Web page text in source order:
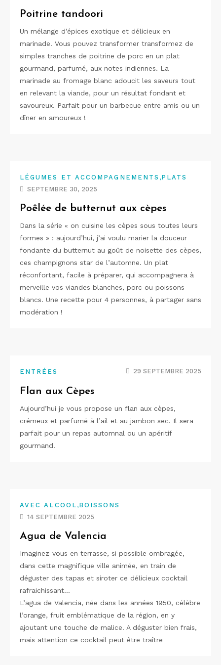
Poitrine tandoori
Un mélange d’épices exotique et délicieux en
marinade. Vous pouvez transformer transformez de
simples tranches de poitrine de porc en un plat
gourmand, parfumé, aux notes indiennes. La
marinade au fromage blanc adoucit les saveurs tout
en relevant la viande, pour un résultat fondant et
savoureux. Parfait pour un barbecue entre amis ou un
dîner en amoureux !
LÉGUMES ET ACCOMPAGNEMENTS ,PLATS
SEPTEMBRE 30, 2025
Poêlée de butternut aux cèpes
Dans la série « on cuisine les cèpes sous toutes leurs
formes » : aujourd’hui, j’ai voulu marier la douceur
fondante du butternut au goût de noisette des cèpes,
ces champignons star de l’automne. Un plat
réconfortant, facile à préparer, qui accompagnera à
merveille vos viandes blanches, porc ou poissons
blancs. Une recette pour 4 personnes, à partager sans
modération !
ENTRÉES 29 SEPTEMBRE 2025
Flan aux Cèpes
Aujourd’hui je vous propose un flan aux cèpes,
crémeux et parfumé à l’ail et au jambon sec. Il sera
parfait pour un repas automnal ou un apéritif
gourmand.
AVEC ALCOOL ,BOISSONS
14 SEPTEMBRE 2025
Agua de Valencia
Imaginez-vous en terrasse, si possible ombragée,
dans cette magnifique ville animée, en train de
déguster des tapas et siroter ce délicieux cocktail
rafraichissant…
L’agua de Valencia, née dans les années 1950, célèbre
l’orange, fruit emblématique de la région, en y
ajoutant une touche de malice. A déguster bien frais,
mais attention ce cocktail peut être traître